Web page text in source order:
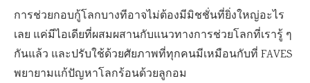
การช่วยกอบกู้โลกบางทีอาจไม่ต้องมีมิชชั่นที่ยิ่งใหญ่อะไร
เลย แค่มีไอเดียที่ผสมผสานกับแนวทางการช่วยโลกที่เรารู้ ๆ
กันแล้ว และปรับใช้ด้วยศัยภาพที่ทุกคนมีเหมือนกับที่ FAVES
พยายามแก้ปัญหาโลกร้อนด้วยลูกอม